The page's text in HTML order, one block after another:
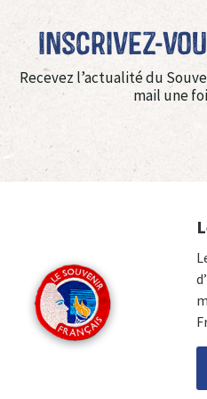
Inscrivez-
Recevez l’actualité du
mail une